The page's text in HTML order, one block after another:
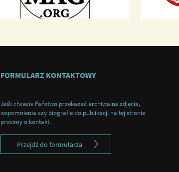
FORMULARZ KONTAKTOWY
Jeśli chcecie Państwo przekazać archiwalne zdjęcia,
wspomnienia czy biografie do publikacji na tej stronie
prosimy o kontakt.
Przejdź do formularza